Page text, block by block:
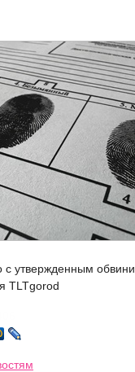
с утвержденным
TLTgorod